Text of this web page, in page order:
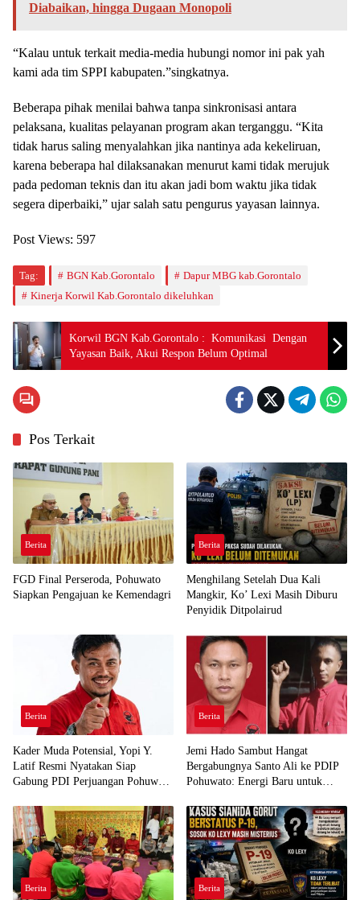
Diabaikan, hingga Dugaan Monopoli
“Kalau untuk terkait media-media hubungi nomor ini pak yah
kami ada tim SPPI kabupaten.”singkatnya.
Beberapa pihak menilai bahwa tanpa sinkronisasi antara
pelaksana, kualitas pelayanan program akan terganggu. “Kita
tidak harus saling menyalahkan jika nantinya ada kekeliruan,
karena beberapa hal dilaksanakan menurut kami tidak merujuk
pada pedoman teknis dan itu akan jadi bom waktu jika tidak
segera diperbaiki,” ujar salah satu pengurus yayasan lainnya.
Post Views: 597
Tag: BGN Kab.Gorontalo
Dapur MBG kab.Gorontalo
Kinerja Korwil Kab.Gorontalo dikeluhkan
Korwil BGN Kab.Gorontalo : Komunikasi Dengan
Yayasan Baik, Akui Respon Belum Optimal
Pos Terkait
Berita
FGD Final Perseroda, Pohuwato
Siapkan Pengajuan ke Kemendagri
Berita
Menghilang Setelah Dua Kali
Mangkir, Ko’ Lexi Masih Diburu
Penyidik Ditpolairud
Berita
Kader Muda Potensial, Yopi Y.
Latif Resmi Nyatakan Siap
Gabung PDI Perjuangan Pohuwato
Berita
Jemi Hado Sambut Hangat
Bergabungnya Santo Ali ke PDIP
Pohuwato: Energi Baru untuk
Berita Berita